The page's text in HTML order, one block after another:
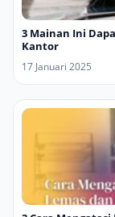
3 Mainan Ini
Kantor
17 Januari 2025